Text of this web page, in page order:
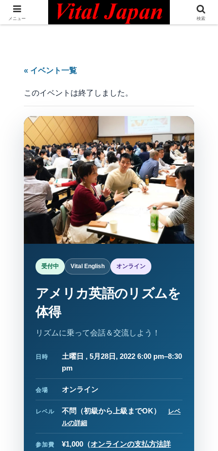
日本最大級の英語コミュニティ・Bilingual Professionals Network
« イベント一覧
このイベントは終了しました。
受付中 Vital English オンライン
アメリカ英語のリズムを
体得
リズムに乗って会話＆交流しよう！
日時
土曜日 , 5月28日, 2022 6:00 pm–8:30
pm
会場 オンライン
レベル 不問（初級から上級までOK）
レベ
ルの詳細
参加費 ¥1,000 （オンラインの支払方法詳
メニュー 検索